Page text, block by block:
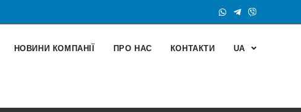
НОВИНИ КОМПАНІЇ ПРО НАС КОНТАКТИ UA